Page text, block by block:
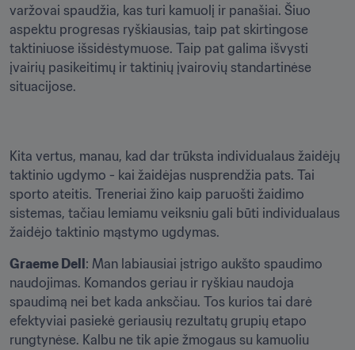
varžovai spaudžia, kas turi kamuolį ir panašiai. Šiuo
aspektu progresas ryškiausias, taip pat skirtingose
taktiniuose išsidėstymuose. Taip pat galima išvysti
įvairių pasikeitimų ir taktinių įvairovių standartinėse
situacijose.
Kita vertus, manau, kad dar trūksta individualaus žaidėjų
taktinio ugdymo - kai žaidėjas nusprendžia pats. Tai
sporto ateitis. Treneriai žino kaip paruošti žaidimo
sistemas, tačiau lemiamu veiksniu gali būti individualaus
žaidėjo taktinio mąstymo ugdymas.
Graeme Dell : Man labiausiai įstrigo aukšto spaudimo
naudojimas. Komandos geriau ir ryškiau naudoja
spaudimą nei bet kada anksčiau. Tos kurios tai darė
efektyviai pasiekė geriausių rezultatų grupių etapo
rungtynėse. Kalbu ne tik apie žmogaus su kamuoliu